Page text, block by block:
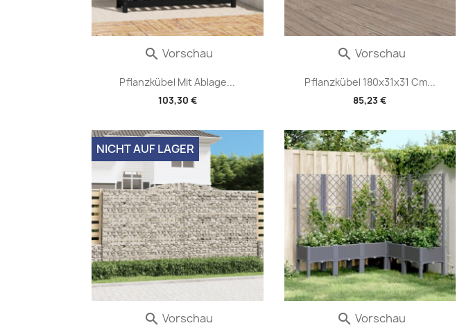
Pflanzkübel Mit Ablage...
103,30 €
 Vorschau
Pflanzkübel 180x31x31 Cm...
85,23 €
 Vorschau
NICHT AUF LAGER
 Vorschau  Vorschau